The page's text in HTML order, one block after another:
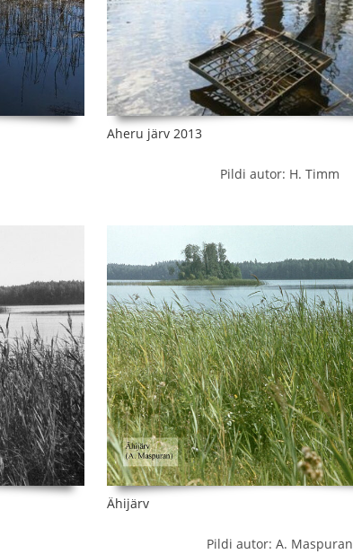
Aheru järv 2013
Pildi autor: H. Timm
Ähijärv
Pildi autor: A. Maspuran